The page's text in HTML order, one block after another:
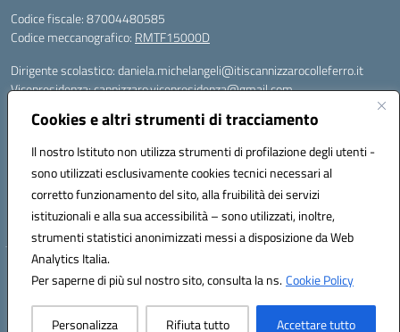
Cookies e altri strumenti di tracciamento
Il nostro Istituto non utilizza strumenti di profilazione degli utenti -
sono utilizzati esclusivamente cookies tecnici necessari al
corretto funzionamento del sito, alla fruibilità dei servizi
istituzionali e alla sua accessibilità – sono utilizzati, inoltre,
strumenti statistici anonimizzati messi a disposizione da Web
Analytics Italia.
Per saperne di più sul nostro sito, consulta la ns.Cookie Policy
Personalizza Rifiuta tutto Accettare tutto
Codice fiscale: 87004480585
Codice meccanografico: RMTF15000D
Dirigente scolastico: daniela.michelangeli@itiscannizzarocolleferro.it
Vicepresidenza: cannizzaro.vicepresidenza@gmail.com
Supporto piattaforme DDI (creazione account e rigenerazione credenziali)
supporto_gsuite@itiscannizzarocolleferro.it
Microsoft Office 365 (Teams):
supporto_office365@cannizzaro.onmicrosoft.com
Hosting & Powered by 3D Solution S.r.l.
Concept & Design by Designers Italia